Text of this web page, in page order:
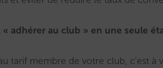
adhérer au club » en une seule
tarif membre de votre club, c’est à